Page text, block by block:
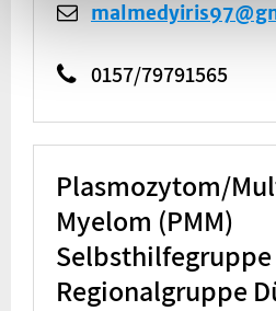
0157/79791565
Plasmozytom/
Myelom (PMM)
Selbsthilfegruppe
Regionalgruppe